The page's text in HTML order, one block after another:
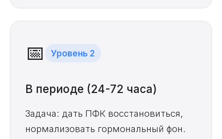
📅 Уровень 2
В периоде (24-72 часа)
Задача: дать ПФК восстановиться,
нормализовать гормональный фон.